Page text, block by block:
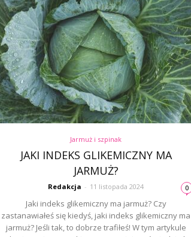
Jarmuż i szpinak
JAKI INDEKS GLIKEMICZNY MA
JARMUŻ?
Redakcja - 11 listopada 2024 0
Jaki indeks glikemiczny ma jarmuż? Czy
zastanawiałeś się kiedyś, jaki indeks glikemiczny ma
jarmuż? Jeśli tak, to dobrze trafiłeś! W tym artykule